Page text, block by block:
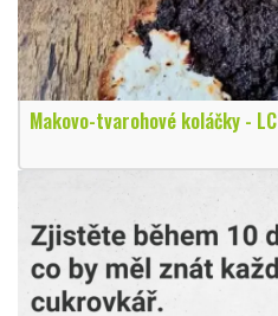
Makovo-tvarohové koláčky - LC